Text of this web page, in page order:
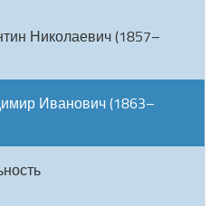
Николаевич (1857–
Иванович (1863–